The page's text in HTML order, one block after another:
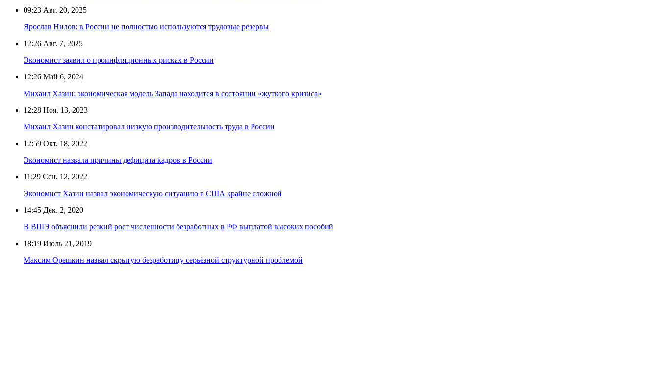
09:23 Авг. 20, 2025
Ярослав Нилов: в России не полностью используются трудовые резервы
12:26 Авг. 7, 2025
Экономист заявил о проинфляционных рисках в России
12:26 Май 6, 2024
Михаил Хазин: экономическая модель Запада находится в состоянии «жуткого кризиса»
12:28 Ноя. 13, 2023
Михаил Хазин констатировал низкую производительность труда в России
12:59 Окт. 18, 2022
Экономист назвала причины дефицита кадров в России
11:29 Сен. 12, 2022
Экономист Хазин назвал экономическую ситуацию в США крайне сложной
14:45 Дек. 2, 2020
В ВШЭ объяснили резкий рост численности безработных в РФ выплатой высоких пособий
18:19 Июль 21, 2019
Максим Орешкин назвал скрытую безработицу серьёзной структурной проблемой